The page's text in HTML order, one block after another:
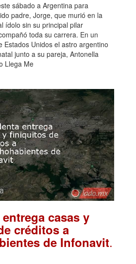
sábado a Argentina para
padre, Jorge, que murió en la
ídolo sin su principal pilar
toda su carrera. En un
Estados Unidos el astro argentino
junto a su pareja, Antonella
Llega Me
casas y
créditos a
de Infonavit.